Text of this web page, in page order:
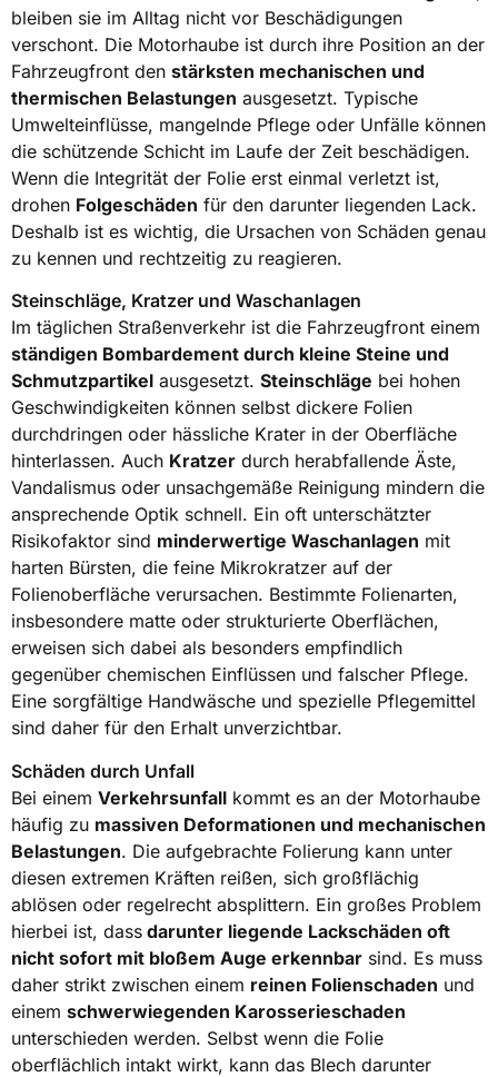
bleiben sie im Alltag nicht vor Beschädigungen
verschont. Die Motorhaube ist durch ihre Position an der
Fahrzeugfront den stärksten mechanischen und
thermischen Belastungen ausgesetzt. Typische
Umwelteinflüsse, mangelnde Pflege oder Unfälle können
die schützende Schicht im Laufe der Zeit beschädigen.
Wenn die Integrität der Folie erst einmal verletzt ist,
drohen Folgeschäden für den darunter liegenden Lack.
Deshalb ist es wichtig, die Ursachen von Schäden genau
zu kennen und rechtzeitig zu reagieren.
Steinschläge, Kratzer und Waschanlagen
Im täglichen Straßenverkehr ist die Fahrzeugfront einem
ständigen Bombardement durch kleine Steine und
Schmutzpartikel ausgesetzt. Steinschläge bei hohen
Geschwindigkeiten können selbst dickere Folien
durchdringen oder hässliche Krater in der Oberfläche
hinterlassen. Auch Kratzer durch herabfallende Äste,
Vandalismus oder unsachgemäße Reinigung mindern die
ansprechende Optik schnell. Ein oft unterschätzter
Risikofaktor sind minderwertige Waschanlagen mit
harten Bürsten, die feine Mikrokratzer auf der
Folienoberfläche verursachen. Bestimmte Folienarten,
insbesondere matte oder strukturierte Oberflächen,
erweisen sich dabei als besonders empfindlich
gegenüber chemischen Einflüssen und falscher Pflege.
Eine sorgfältige Handwäsche und spezielle Pflegemittel
sind daher für den Erhalt unverzichtbar.
Schäden durch Unfall
Bei einem Verkehrsunfall kommt es an der Motorhaube
häufig zu massiven Deformationen und mechanischen
Belastungen. Die aufgebrachte Folierung kann unter
diesen extremen Kräften reißen, sich großflächig
ablösen oder regelrecht absplittern. Ein großes Problem
hierbei ist, dass darunter liegende Lackschäden oft
nicht sofort mit bloßem Auge erkennbar sind. Es muss
daher strikt zwischen einem reinen Folienschaden und
einem schwerwiegenden Karosserieschaden
unterschieden werden. Selbst wenn die Folie
oberflächlich intakt wirkt, kann das Blech darunter